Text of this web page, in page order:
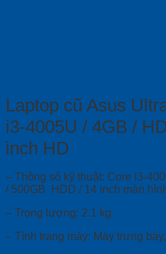
Laptop cũ Asus
i3-4005U / 4GB /
inch HD
– Thông số kỹ thuật: Core i3-
/ 500GB HDD / 14 inch màn
– Trọng lượng: 2.1 kg
– Tình trạng máy: Máy trưng